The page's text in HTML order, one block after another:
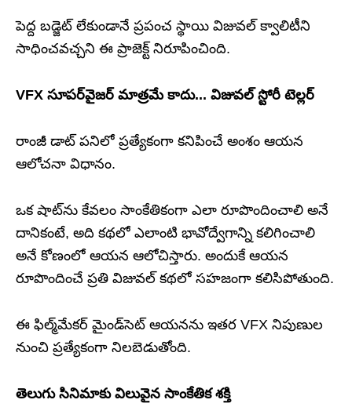
పెద్ద బడ్జెట్ లేకుండానే ప్రపంచ స్థాయి విజువల్ క్వాలిటీని
సాధించవచ్చని ఈ ప్రాజెక్ట్ నిరూపించింది.
VFX సూపర్‌వైజర్ మాత్రమే కాదు... విజువల్ స్టోరీ టెల్లర్
రాంజీ డాట్ పనిలో ప్రత్యేకంగా కనిపించే అంశం ఆయన
ఆలోచనా విధానం.
ఒక షాట్‌ను కేవలం సాంకేతికంగా ఎలా రూపొందించాలి అనే
దానికంటే, అది కథలో ఎలాంటి భావోద్వేగాన్ని కలిగించాలి
అనే కోణంలో ఆయన ఆలోచిస్తారు. అందుకే ఆయన
రూపొందించే ప్రతి విజువల్ కథలో సహజంగా కలిసిపోతుంది.
ఈ ఫిల్మ్‌మేకర్ మైండ్‌సెట్ ఆయనను ఇతర VFX నిపుణుల
నుంచి ప్రత్యేకంగా నిలబెడుతోంది.
తెలుగు సినిమాకు విలువైన సాంకేతిక శక్తి